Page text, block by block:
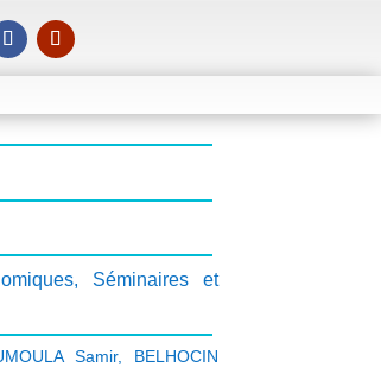
, Séminaires et
Samir, BELHOCIN